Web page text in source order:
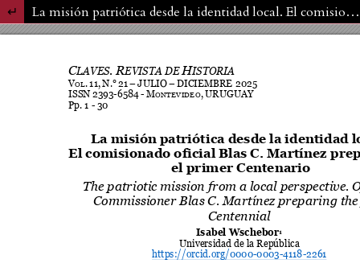
Volver a los detalles del artículo La misión patriótica desde la identidad local. El comisionado oficial Blas C. Martínez preparando el primer Centenario